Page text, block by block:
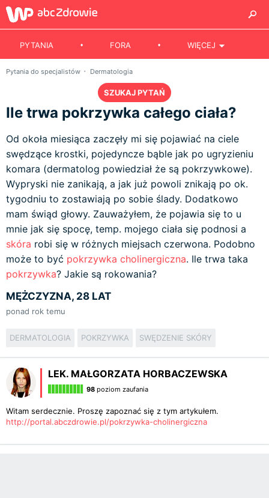
PYTANIA FORA WIĘCEJ
Pytania do specjalistów Dermatologia
SZUKAJ PYTAŃ
Ile trwa pokrzywka całego ciała?
Od okoła miesiąca zaczęły mi się pojawiać na ciele
swędzące krostki, pojedyncze bąble jak po ugryzieniu
komara (dermatolog powiedział że są pokrzywkowe).
Wypryski nie zanikają, a jak już powoli znikają po ok.
tygodniu to zostawiają po sobie ślady. Dodatkowo
mam świąd głowy. Zauważyłem, że pojawia się to u
mnie jak się spocę, temp. mojego ciała się podnosi a
skóra robi się w różnych miejsach czerwona. Podobno
może to być pokrzywka cholinergiczna. Ile trwa taka
pokrzywka? Jakie są rokowania?
MĘŻCZYZNA, 28 LAT
ponad rok temu
DERMATOLOGIA POKRZYWKA SWĘDZENIE SKÓRY
LEK. MAŁGORZATA HORBACZEWSKA
98 poziom zaufania
Witam serdecznie. Proszę zapoznać się z tym artykułem.
http://portal.abczdrowie.pl/pokrzywka-cholinergiczna